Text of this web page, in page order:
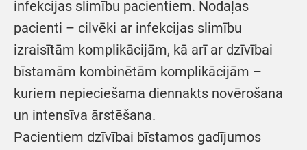
infekcijas slimību pacientiem. Nodaļas
pacienti – cilvēki ar infekcijas slimību
izraisītām komplikācijām, kā arī ar dzīvībai
bīstamām kombinētām komplikācijām –
kuriem nepieciešama diennakts novērošana
un intensīva ārstēšana.
Pacientiem dzīvībai bīstamos gadījumos